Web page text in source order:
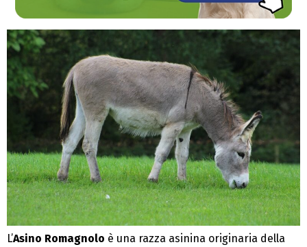
L’Asino Romagnolo è una razza asinina originaria della